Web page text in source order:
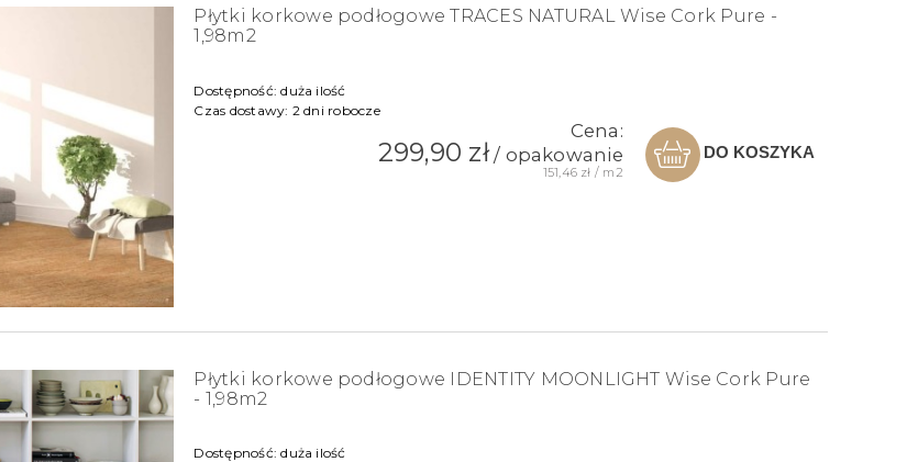
Płytki korkowe podłogowe TRACES NATURAL Wise Cork Pure -
1,98m2
Dostępność: duża ilość
Czas dostawy: 2 dni robocze
Cena:
299,90 zł/ opakowanie
151,46 zł / m2
DO KOSZYKA
Płytki korkowe podłogowe IDENTITY MOONLIGHT Wise Cork Pure
- 1,98m2
Dostępność: duża ilość